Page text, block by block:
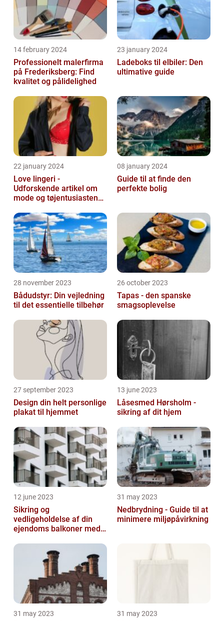
14 february 2024
Professionelt malerfirma
på Frederiksberg: Find
kvalitet og pålidelighed
23 january 2024
Ladeboks til elbiler: Den
ultimative guide
22 january 2024
Love lingeri -
Udforskende artikel om
mode og tøjentusiastens
08 january 2024
Guide til at finde den
perfekte bolig
28 november 2023
Bådudstyr: Din vejledning
til det essentielle tilbehør
26 october 2023
Tapas - den spanske
smagsoplevelse
27 september 2023
Design din helt personlige
plakat til hjemmet
13 june 2023
Låsesmed Hørsholm -
sikring af dit hjem
12 june 2023
Sikring og
vedligeholdelse af din
ejendoms balkoner med
31 may 2023
Nedbrydning - Guide til at
minimere miljøpåvirkning
31 may 2023 31 may 2023